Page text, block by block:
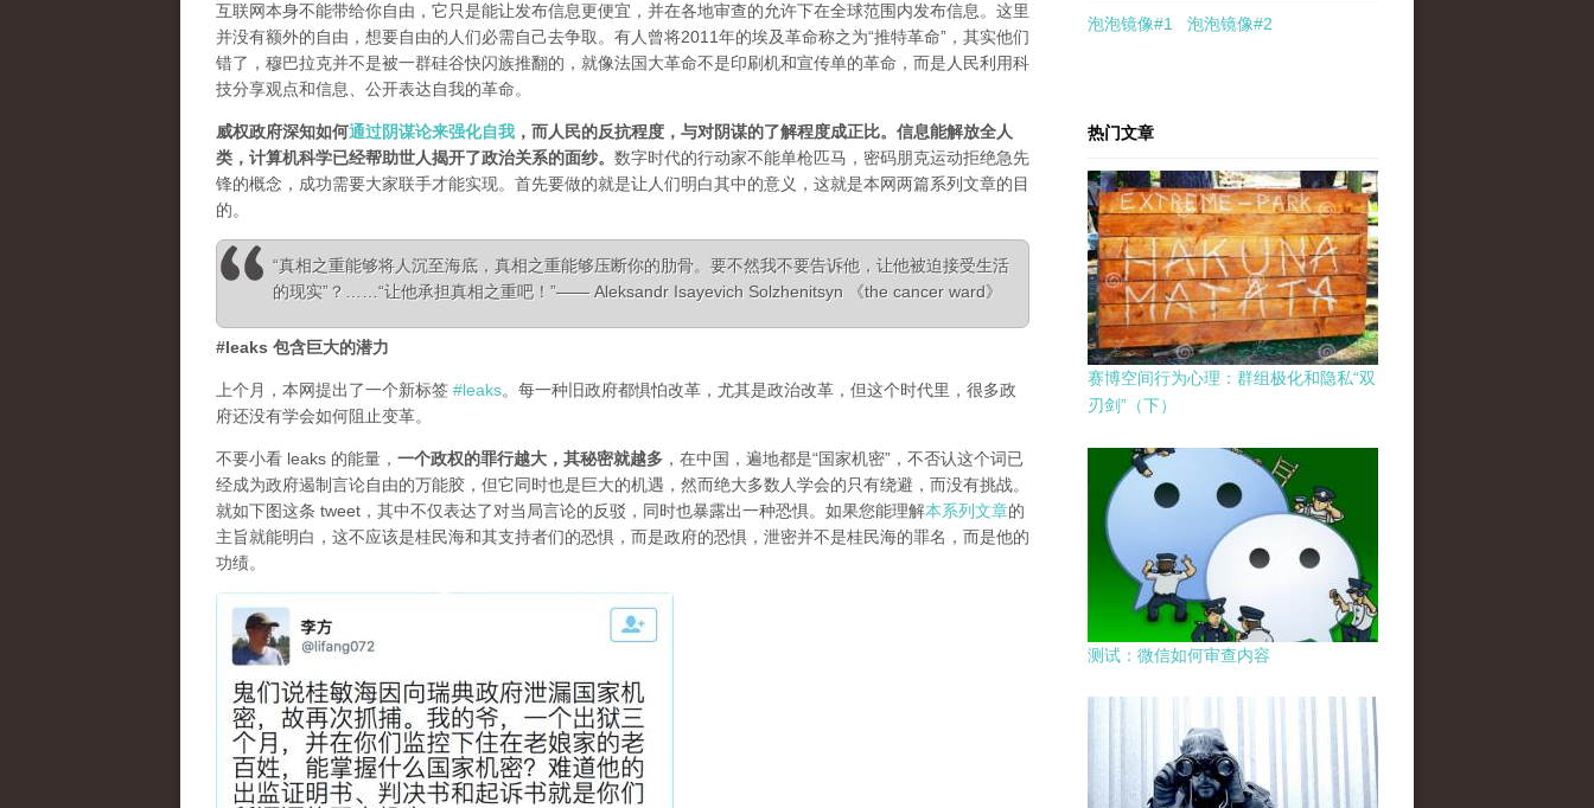
互联网本身不能带给你自由，它只是能让发布信息更便宜，并在各地审查的允许下在全球范围内发布信息。这里
并没有额外的自由，想要自由的人们必需自己去争取。有人曾将2011年的埃及革命称之为“推特革命”，其实他们
错了，穆巴拉克并不是被一群硅谷快闪族推翻的，就像法国大革命不是印刷机和宣传单的革命，而是人民利用科
技分享观点和信息、公开表达自我的革命。
威权政府深知如何通过阴谋论来强化自我 ，而人民的反抗程度，与对阴谋的了解程度成正比。信息能解放全人
类，计算机科学已经帮助世人揭开了政治关系的面纱。 数字时代的行动家不能单枪匹马，密码朋克运动拒绝急先
锋的概念，成功需要大家联手才能实现。首先要做的就是让人们明白其中的意义，这就是本网两篇系列文章的目
的。
“真相之重能够将人沉至海底，真相之重能够压断你的肋骨。要不然我不要告诉他，让他被迫接受生活
的现实”？……“让他承担真相之重吧！”—— Aleksandr Isayevich Solzhenitsyn 《the cancer ward》
#leaks 包含巨大的潜力
上个月，本网提出了一个新标签 #leaks。每一种旧政府都惧怕改革，尤其是政治改革，但这个时代里，很多政
府还没有学会如何阻止变革。
不要小看 leaks 的能量， 一个政权的罪行越大，其秘密就越多 ，在中国，遍地都是“国家机密”，不否认这个词已
经成为政府遏制言论自由的万能胶，但它同时也是巨大的机遇，然而绝大多数人学会的只有绕避，而没有挑战。
就如下图这条 tweet，其中不仅表达了对当局言论的反驳，同时也暴露出一种恐惧。如果您能理解本系列文章的
主旨就能明白，这不应该是桂民海和其支持者们的恐惧，而是政府的恐惧，泄密并不是桂民海的罪名，而是他的
功绩。
泡泡镜像#1 泡泡镜像#2
热门文章
赛博空间行为心理：群组极化和隐私“双
刃剑”（下）
测试：微信如何审查内容